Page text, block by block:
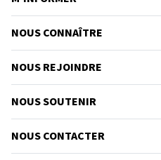
NOUS CONNAÎTRE
NOUS REJOINDRE
NOUS SOUTENIR
NOUS CONTACTER